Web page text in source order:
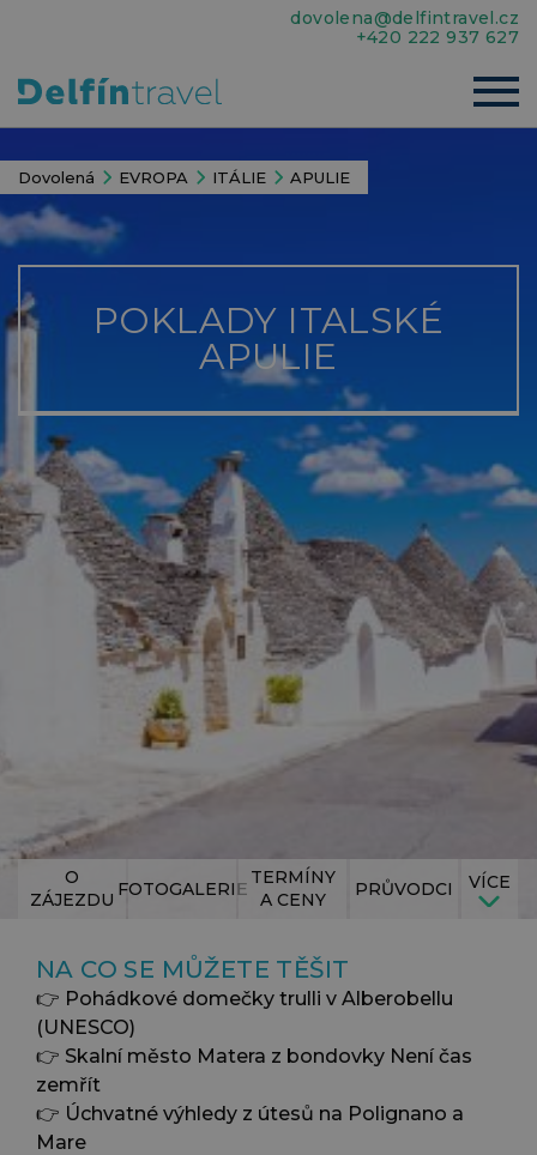
dovolena@delfintravel.cz
+420 222 937 627
Dovolená EVROPA ITÁLIE APULIE
POKLADY ITALSKÉ
APULIE
O
ZÁJEZDU
FOTOGALERIE
TERMÍNY
A CENY
PRŮVODCI VÍCE
NA CO SE MŮŽETE TĚŠIT
👉 Pohádkové domečky trulli v Alberobellu
(UNESCO)
👉 Skalní město Matera z bondovky Není čas
zemřít
👉 Úchvatné výhledy z útesů na Polignano a
Mare